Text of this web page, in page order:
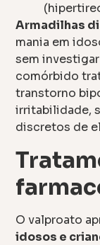
Armadilhas
mania em
sem
comórbido
transtorno
irritabilidade,
discretos de
O valproato
idosos e